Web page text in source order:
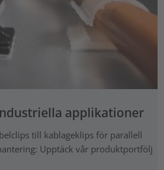
applikationer
till kablageklips för parallell
Upptäck vår produktportfölj